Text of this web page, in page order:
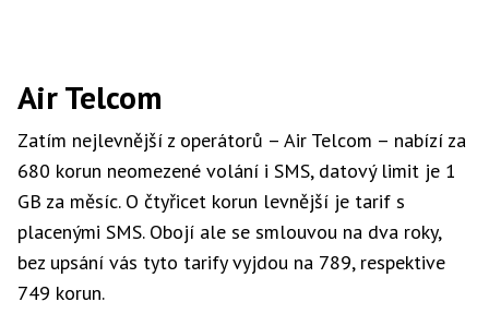
Air Telcom
Zatím nejlevnější z operátorů – Air Telcom – nabízí za
680 korun neomezené volání i SMS, datový limit je 1
GB za měsíc. O čtyřicet korun levnější je tarif s
placenými SMS. Obojí ale se smlouvou na dva roky,
bez upsání vás tyto tarify vyjdou na 789, respektive
749 korun.